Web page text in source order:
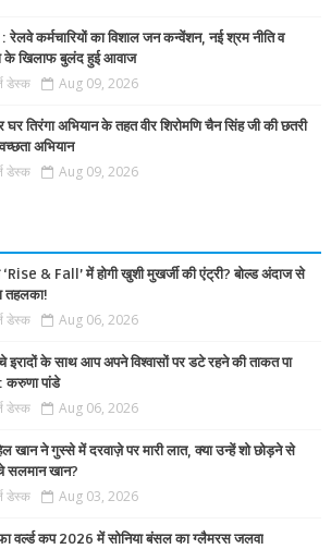
रेलवे कर्मचारियों का विशाल जन कन्वेंशन, नई श्रम नीति व
के खिलाफ बुलंद हुई आवाज
डेस्क Aug 09, 2026
घर तिरंगा अभियान के तहत वीर शिरोमणि चैन सिंह जी की छतरी
अभियान
डेस्क Aug 09, 2026
‘Rise & Fall’ में होगी खुशी मुखर्जी की एंट्री? बोल्ड अंदाज से
तहलका!
डेस्क Aug 06, 2026
इरादों के साथ आप अपने विश्वासों पर डटे रहने की ताकत पा
पांडे
डेस्क Aug 06, 2026
खान ने गुस्से में दरवाज़े पर मारी लात, क्या उन्हें शो छोड़ने से
सलमान खान?
डेस्क Aug 03, 2026
वर्ल्ड कप 2026 में सोनिया बंसल का ग्लैमरस जलवा